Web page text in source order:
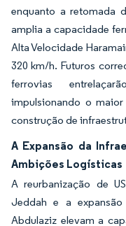
enquanto a retomada
amplia a capacidade
Alta Velocidade
320 km/h. Futuros
ferrovias
impulsionando o
construção de
A Expansão da
Ambições Logísticas
A reurbanização de
Jeddah e a
Abdulaziz elevam a